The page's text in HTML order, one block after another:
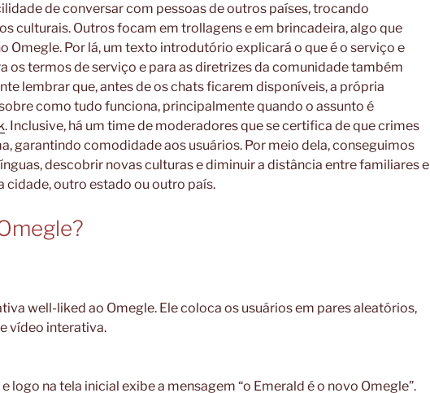
de conversar com pessoas de outros países, trocando
culturais. Outros focam em trollagens e em brincadeira, algo que
Omegle. Por lá, um texto introdutório explicará o que é o serviço e
os termos de serviço e para as diretrizes da comunidade também
lembrar que, antes de os chats ficarem disponíveis, a própria
como tudo funciona, principalmente quando o assunto é
. Inclusive, há um time de moderadores que se certifica de que crimes
garantindo comodidade aos usuários. Por meio dela, conseguimos
descobrir novas culturas e diminuir a distância entre familiares e
cidade, outro estado ou outro país.
well-liked ao Omegle. Ele coloca os usuários em pares aleatórios,
vídeo interativa.
logo na tela inicial exibe a mensagem “o Emerald é o novo Omegle”.